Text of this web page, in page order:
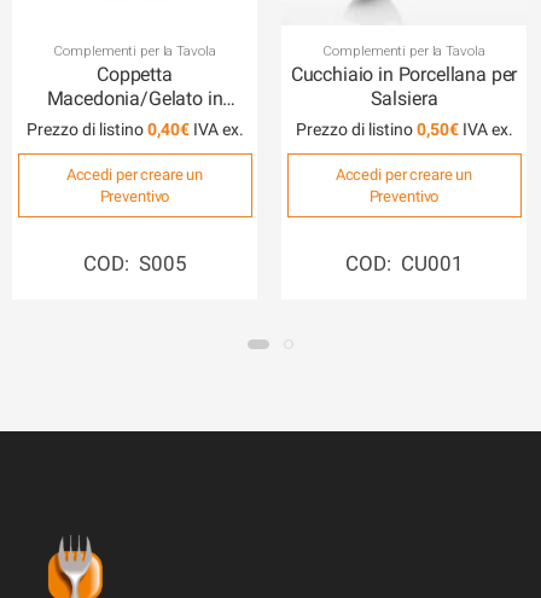
Complementi per la Tavola
Coppetta
Macedonia/Gelato in
Porcellana cm 11×11
Prezzo di listino0,40€
Accedi per creare un
Preventivo
COD: S005
Complementi per la Tavola
Cucchiaio in Porcellana per
Salsiera
Prezzo di listino0,50€
Accedi per creare un
Preventivo
COD: CU001